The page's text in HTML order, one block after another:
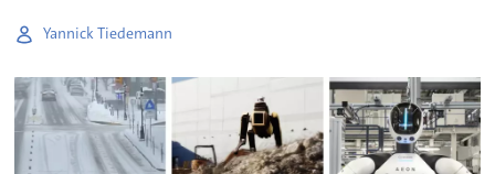
Yannick Tiedemann